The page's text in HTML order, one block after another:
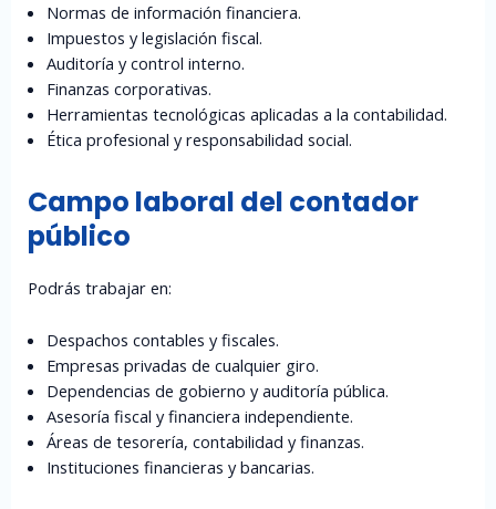
Normas de información financiera.
Impuestos y legislación fiscal.
Auditoría y control interno.
Finanzas corporativas.
Herramientas tecnológicas aplicadas a la contabilidad.
Ética profesional y responsabilidad social.
Campo laboral del contador
público
Podrás trabajar en:
Despachos contables y fiscales.
Empresas privadas de cualquier giro.
Dependencias de gobierno y auditoría pública.
Asesoría fiscal y financiera independiente.
Áreas de tesorería, contabilidad y finanzas.
Instituciones financieras y bancarias.